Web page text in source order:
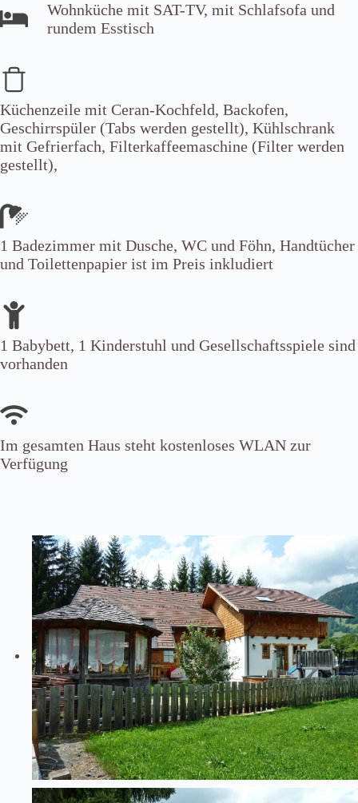
Wohnküche mit SAT-TV, mit Schlafsofa und
rundem Esstisch
Küchenzeile mit Ceran-Kochfeld, Backofen,
Geschirrspüler (Tabs werden gestellt), Kühlschrank
mit Gefrierfach, Filterkaffeemaschine (Filter werden
gestellt),
1 Badezimmer mit Dusche, WC und Föhn, Handtücher
und Toilettenpapier ist im Preis inkludiert
1 Babybett, 1 Kinderstuhl und Gesellschaftsspiele sind
vorhanden
Im gesamten Haus steht kostenloses WLAN zur
Verfügung